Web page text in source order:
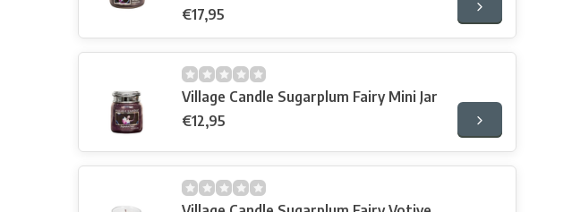
€17,95
Village Candle Sugarplum Fairy Mini Jar
€12,95